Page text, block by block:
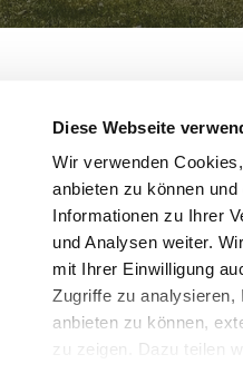
Diese Webseite
Wir verwenden
anbieten zu können
Informationen zu Ihrer
und Analysen weiter.
mit Ihrer Einwilligung
Zugriffe zu analysieren,
anbieten zu können,
zu zeigen. Dazu teilen
Steirische